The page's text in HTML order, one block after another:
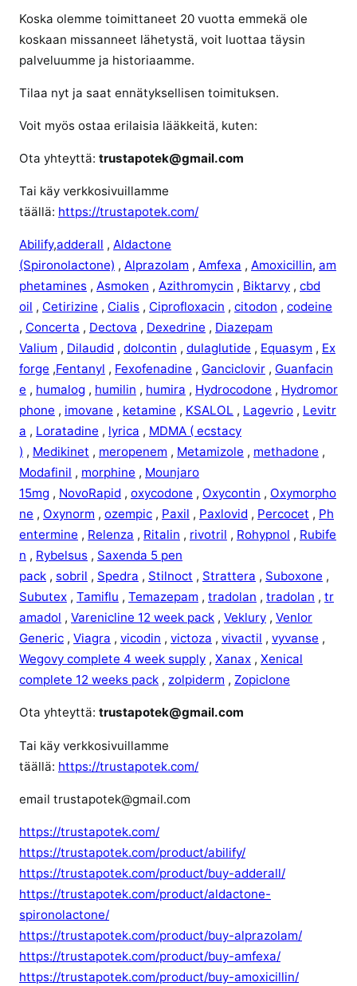
h
i
a
Koska olemme toimittaneet 20 vuotta emmekä ole
koskaan missanneet lähetystä, voit luottaa täysin
palveluumme ja historiaamme.
Tilaa nyt ja saat ennätyksellisen toimituksen.
Voit myös ostaa erilaisia ​​lääkkeitä, kuten:
Ota yhteyttä: trustapotek@gmail.com
Tai käy verkkosivuillamme
täällä: https://trustapotek.com/
Abilify,adderall , Aldactone
(Spironolactone) , Alprazolam , Amfexa , Amoxicillin, am
phetamines , Asmoken , Azithromycin , Biktarvy , cbd
oil , Cetirizine , Cialis , Ciprofloxacin , citodon , codeine
, Concerta , Dectova , Dexedrine , Diazepam
Valium , Dilaudid , dolcontin , dulaglutide , Equasym , Ex
forge ,Fentanyl , Fexofenadine , Ganciclovir , Guanfacin
e , humalog , humilin , humira , Hydrocodone , Hydromor
phone , imovane , ketamine , KSALOL , Lagevrio , Levitr
a , Loratadine , lyrica , MDMA ( ecstacy
) , Medikinet , meropenem , Metamizole , methadone ,
Modafinil , morphine , Mounjaro
15mg , NovoRapid , oxycodone , Oxycontin , Oxymorpho
ne , Oxynorm , ozempic , Paxil , Paxlovid , Percocet , Ph
entermine , Relenza , Ritalin , rivotril , Rohypnol , Rubife
n , Rybelsus , Saxenda 5 pen
pack , sobril , Spedra , Stilnoct , Strattera , Suboxone ,
Subutex , Tamiflu , Temazepam , tradolan , tradolan , tr
amadol , Varenicline 12 week pack , Veklury , Venlor
Generic , Viagra , vicodin , victoza , vivactil , vyvanse ,
Wegovy complete 4 week supply , Xanax , Xenical
complete 12 weeks pack , zolpiderm , Zopiclone
Ota yhteyttä: trustapotek@gmail.com
Tai käy verkkosivuillamme
täällä: https://trustapotek.com/
email trustapotek@gmail.com
https://trustapotek.com/
https://trustapotek.com/product/abilify/
https://trustapotek.com/product/buy-adderall/
https://trustapotek.com/product/aldactone-
spironolactone/
https://trustapotek.com/product/buy-alprazolam/
https://trustapotek.com/product/buy-amfexa/
https://trustapotek.com/product/buy-amoxicillin/